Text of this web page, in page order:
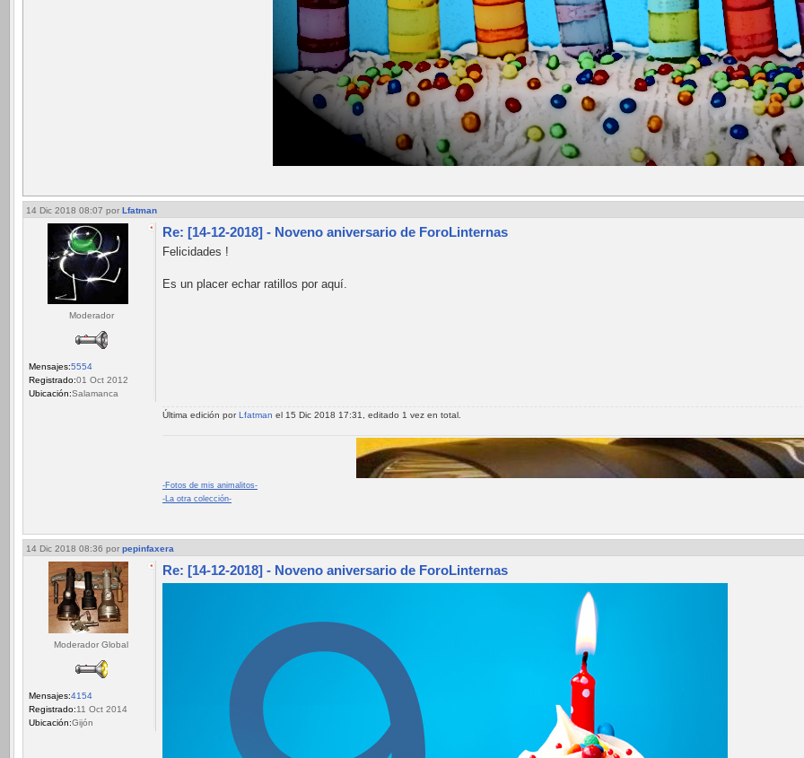
14 Dic 2018 08:07 por Lfatman
Moderador
Mensajes:5554
Registrado:01 Oct 2012
Ubicación:Salamanca
Re: [14-12-2018] - Noveno aniversario de ForoLinternas
Felicidades !
Es un placer echar ratillos por aquí.
Última edición porLfatman el 15 Dic 2018 17:31, editado 1 vez en total.
-Fotos de mis animalitos-
-La otra colección-
14 Dic 2018 08:36 por pepinfaxera
Moderador Global
Mensajes:4154
Registrado:11 Oct 2014
Ubicación:Gijón
Re: [14-12-2018] - Noveno aniversario de ForoLinternas